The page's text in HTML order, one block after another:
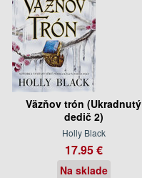
Väzňov trón (Ukradnutý
dedič 2)
Holly Black
17.95 €
Na sklade